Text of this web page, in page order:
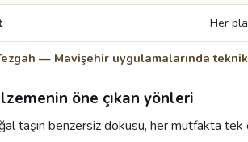
— Mavişehir uygulamalarında
Her
öne çıkan yönleri
taşın benzersiz dokusu, her mutfakta